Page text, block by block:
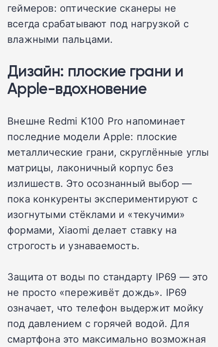
геймеров: оптические сканеры не
всегда срабатывают под нагрузкой с
влажными пальцами.
Дизайн: плоские грани и
Apple-вдохновение
Внешне Redmi K100 Pro напоминает
последние модели Apple: плоские
металлические грани, скруглённые углы
матрицы, лаконичный корпус без
излишеств. Это осознанный выбор —
пока конкуренты экспериментируют с
изогнутыми стёклами и «текучими»
формами, Xiaomi делает ставку на
строгость и узнаваемость.
Защита от воды по стандарту IP69 — это
не просто «переживёт дождь». IP69
означает, что телефон выдержит мойку
под давлением с горячей водой. Для
смартфона это максимально возможная